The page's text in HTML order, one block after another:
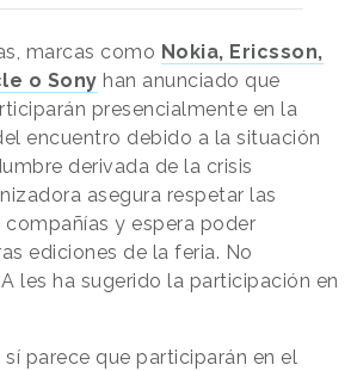
marcas como Nokia, Ericsson,
o Sony han anunciado que
presencialmente en la
encuentro debido a la situación
derivada de la crisis
asegura respetar las
compañías y espera poder
ediciones de la feria. No
les ha sugerido la participación en
sí parece que participarán en el